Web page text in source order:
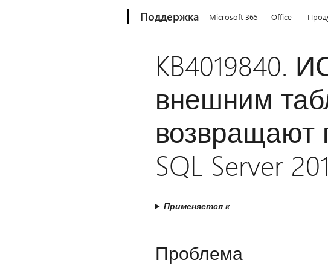
Поддержка Microsoft 365 Office
KB4019840.
внешним
возвращают
SQL Server
Применяется к
Проблема